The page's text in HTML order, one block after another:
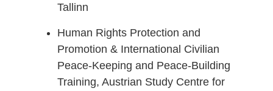
Tallinn
Human Rights Protection and
Promotion & International Civilian
Peace-Keeping and Peace-Building
Training, Austrian Study Centre for